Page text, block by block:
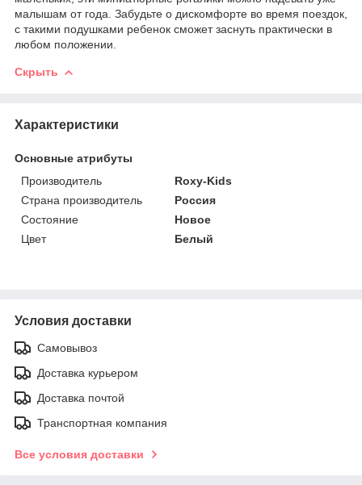
малышам от года. Забудьте о дискомфорте во время поездок,
с такими подушками ребенок сможет заснуть практически в
любом положении.
Скрыть
Характеристики
Основные атрибуты
Производитель
Roxy-Kids
Страна производитель
Россия
Состояние
Новое
Цвет
Белый
Условия доставки
Самовывоз
Доставка курьером
Доставка почтой
Транспортная компания
Все условия доставки